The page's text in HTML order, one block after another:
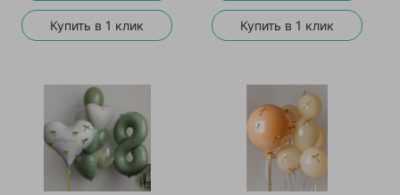
Купить в 1 клик Купить в 1 клик